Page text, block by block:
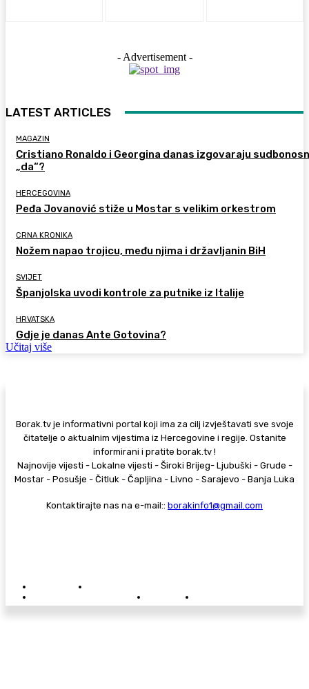
- Advertisement -
LATEST ARTICLES
MAGAZIN
Cristiano Ronaldo i Georgina danas izgovaraju
„da“?
HERCEGOVINA
Peđa Jovanović stiže u Mostar s velikim orkestrom
CRNA KRONIKA
Nožem napao trojicu, među njima i državljanin BiH
SVIJET
Španjolska uvodi kontrole za putnike iz Italije
HRVATSKA
Gdje je danas Ante Gotovina?
Učitaj više
Borak.tv je informativni portal koji ima za cilj izvještavati sve svoje
čitatelje o aktualnim vijestima iz Hercegovine i regije. Ostanite
informirani i pratite borak.tv !
Najnovije vijesti - Lokalne vijesti - Široki Brijeg- Ljubuški - Grude -
Mostar - Posušje - Čitluk - Čapljina - Livno - Sarajevo - Banja Luka
Kontaktirajte nas na e-mail:: borakinfo1@gmail.com